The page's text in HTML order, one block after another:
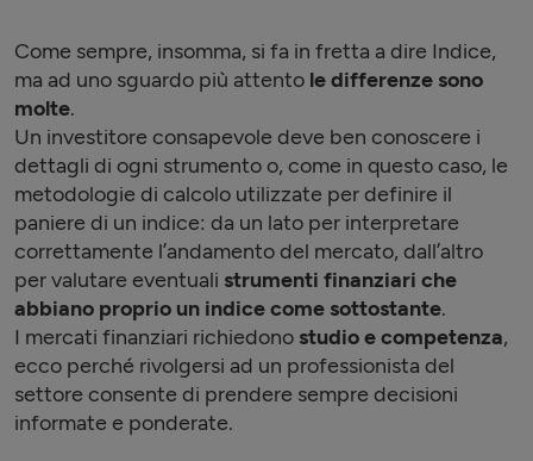
Come sempre, insomma, si fa in fretta a dire Indice,
ma ad uno sguardo più attento le differenze sono
molte.
Un investitore consapevole deve ben conoscere i
dettagli di ogni strumento o, come in questo caso, le
metodologie di calcolo utilizzate per definire il
paniere di un indice: da un lato per interpretare
correttamente l’andamento del mercato, dall’altro
per valutare eventuali strumenti finanziari che
abbiano proprio un indice come sottostante.
I mercati finanziari richiedono studio e competenza,
ecco perché rivolgersi ad un professionista del
settore consente di prendere sempre decisioni
informate e ponderate.